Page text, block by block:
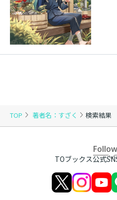
TOP 著者名：すざく 検索結果
TOブックス公式